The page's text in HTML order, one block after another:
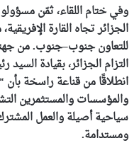
وفي ختام اللقاء، ثمّن
الجزائر تجاه القارة
للتعاون جنوب–جنوب. من
التزام الجزائر، بقيادة
انطلاقًا من قناعة راسخة بأن
والمؤسسات والمستثمرين
سياحية أصيلة والعمل
ومستدامة.